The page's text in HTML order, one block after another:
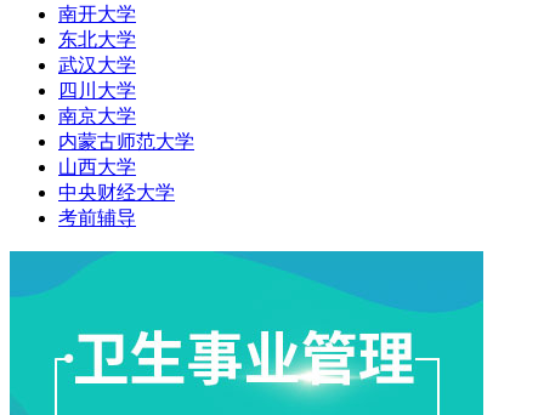
南开大学
东北大学
武汉大学
四川大学
南京大学
内蒙古师范大学
山西大学
中央财经大学
考前辅导